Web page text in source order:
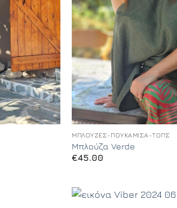
+
ΜΠΛΟΎΖΕΣ-ΠΟΥΚΆΜΙΣΑ-ΤΟΠΣ
Μπλούζα Verde
€45.00